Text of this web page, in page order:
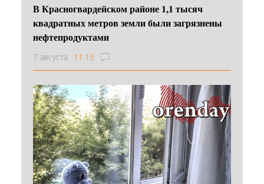
В Красногвардейском районе 1,1 тысяч
квадратных метров земли были загрязнены
нефтепродуктами
7 августа 11:15